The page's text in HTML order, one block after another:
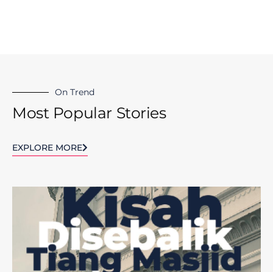
On Trend
Most Popular Stories
EXPLORE MORE